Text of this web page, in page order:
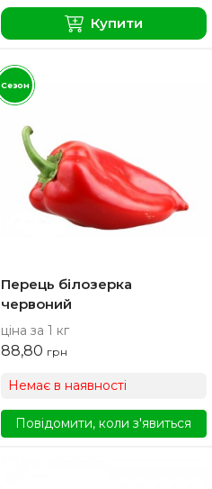
Купити
Перець білозерка
червоний
ціна за 1 кг
88,80 грн
Немає в наявності
Повідомити, коли з'явиться
Сезон